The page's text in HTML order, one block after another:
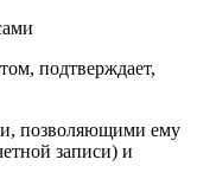
подтверждает,
позволяющими ему
записи) и